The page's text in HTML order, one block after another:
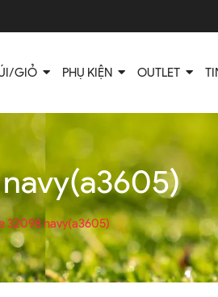
GIỎ PHỤ KIỆN OUTLET
32098 navy(a3605)